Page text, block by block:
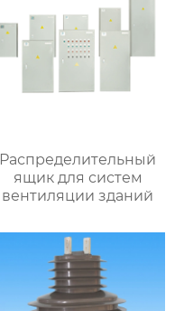
Распределительный
ящик для систем
вентиляции зданий